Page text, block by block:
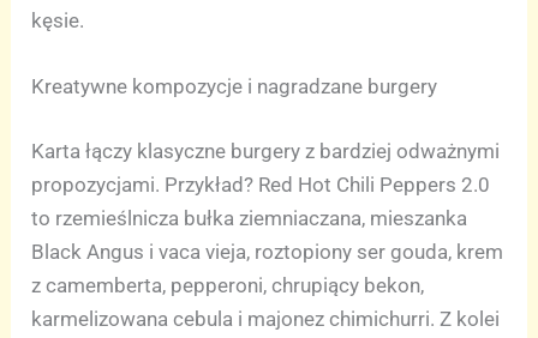
kęsie.
Kreatywne kompozycje i nagradzane burgery
Karta łączy klasyczne burgery z bardziej odważnymi
propozycjami. Przykład? Red Hot Chili Peppers 2.0
to rzemieślnicza bułka ziemniaczana, mieszanka
Black Angus i vaca vieja, roztopiony ser gouda, krem
z camemberta, pepperoni, chrupiący bekon,
karmelizowana cebula i majonez chimichurri. Z kolei